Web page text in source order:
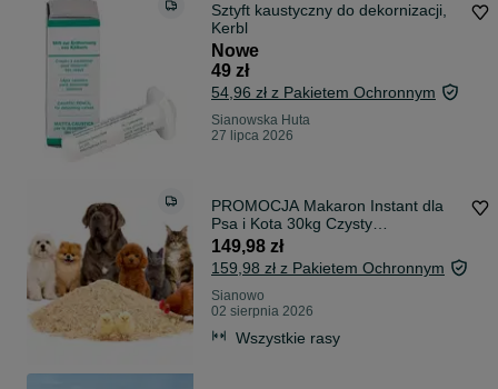
Sztyft kaustyczny do dekornizacji,
Kerbl
Nowe
49 zł
54,96 zł z Pakietem Ochronnym
Sianowska Huta
27 lipca 2026
PROMOCJA Makaron Instant dla
Psa i Kota 30kg Czysty
Błyskawiczny Karma
149,98 zł
159,98 zł z Pakietem Ochronnym
Sianowo
02 sierpnia 2026
Wszystkie rasy